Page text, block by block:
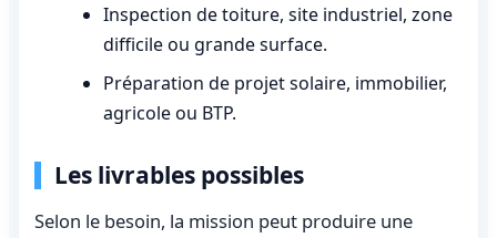
Inspection de toiture, site industriel, zone
difficile ou grande surface.
Préparation de projet solaire, immobilier,
agricole ou BTP.
Les livrables possibles
Selon le besoin, la mission peut produire une